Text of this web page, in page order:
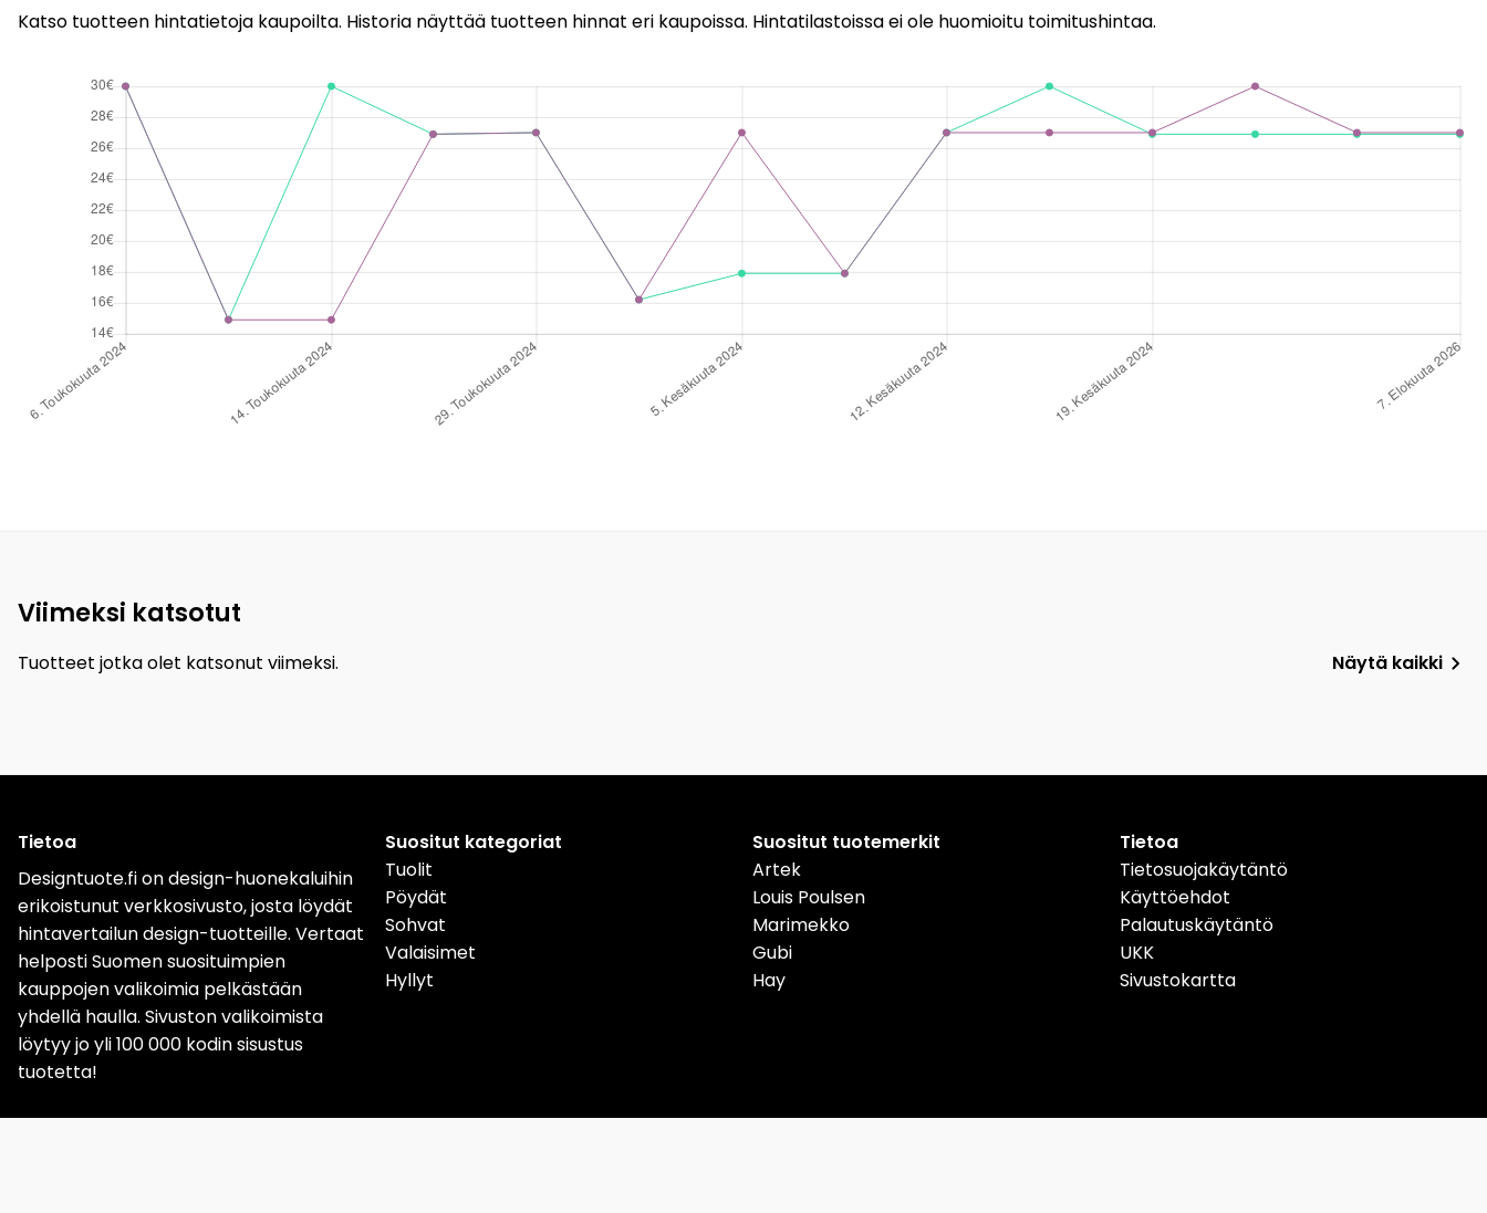
Katso tuotteen hintatietoja kaupoilta. Historia näyttää tuotteen hinnat eri kaupoissa. Hintatilastoissa ei ole huomioitu toimitushintaa.
Viimeksi katsotut
Tuotteet jotka olet katsonut viimeksi. Näytä kaikki
Tietoa
Designtuote.fi on design-huonekaluihin
erikoistunut verkkosivusto, josta löydät
hintavertailun design-tuotteille. Vertaat
helposti Suomen suosituimpien
kauppojen valikoimia pelkästään
yhdellä haulla. Sivuston valikoimista
löytyy jo yli 100 000 kodin sisustus
tuotetta!
Suositut kategoriat
Tuolit
Pöydät
Sohvat
Valaisimet
Hyllyt
Suositut tuotemerkit
Artek
Louis Poulsen
Marimekko
Gubi
Hay
Tietoa
Tietosuojakäytäntö
Käyttöehdot
Palautuskäytäntö
UKK
Sivustokartta